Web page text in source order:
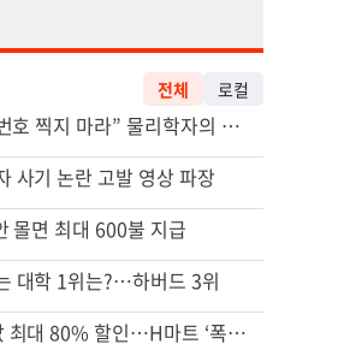
전체 로컬
“로또, 이 번호 찍지 마라” 물리학자의 당첨금 높이는 비밀
사기 논란 고발 영상 파장
몰면 최대 600불 지급
대학 1위는?…하버드 3위
쌀·라면 값 최대 80% 할인…H마트 ‘폭탄 세일’